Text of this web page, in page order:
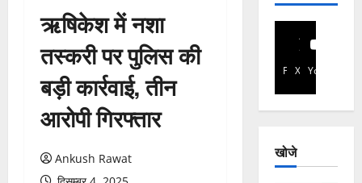
ऋषिकेश में नशा
तस्करी पर पुलिस की
बड़ी कार्रवाई, तीन
आरोपी गिरफ्तार
Ankush Rawat
Facebook
X YouTube
खोजे